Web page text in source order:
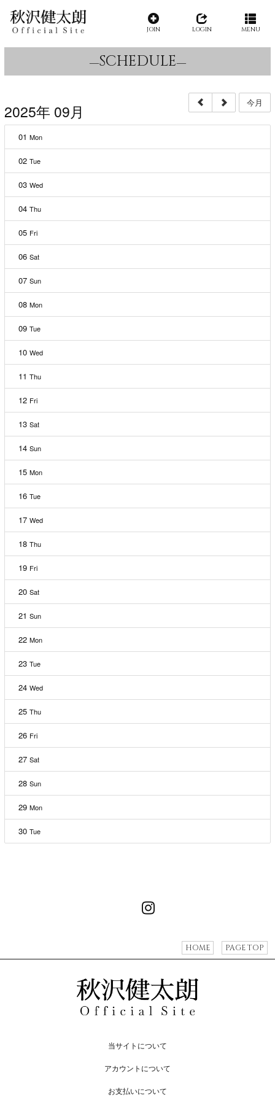
JOIN LOGIN MENU
SCHEDULE
2025年 09月 今月
01 Mon
02 Tue
03 Wed
04 Thu
05 Fri
06 Sat
07 Sun
08 Mon
09 Tue
10 Wed
11 Thu
12 Fri
13 Sat
14 Sun
15 Mon
16 Tue
17 Wed
18 Thu
19 Fri
20 Sat
21 Sun
22 Mon
23 Tue
24 Wed
25 Thu
26 Fri
27 Sat
28 Sun
29 Mon
30 Tue
HOME PAGE TOP
当サイトについて
アカウントについて
お支払いについて